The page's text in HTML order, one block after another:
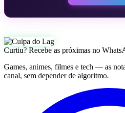
Curtiu? Recebe as próximas no
Games, animes, filmes e tech — as
canal, sem depender de algoritmo.